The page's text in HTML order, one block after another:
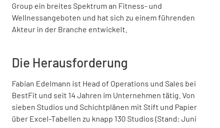
Group ein breites Spektrum an Fitness- und
Wellnessangeboten und hat sich zu einem führenden
Akteur in der Branche entwickelt.
Die Herausforderung
Fabian Edelmann ist Head of Operations und Sales bei
BestFit und seit 14 Jahren im Unternehmen tätig. Von
sieben Studios und Schichtplänen mit Stift und Papier
über Excel-Tabellen zu knapp 130 Studios (Stand: Juni